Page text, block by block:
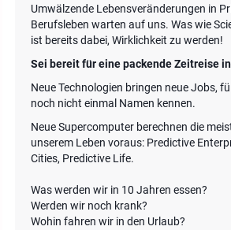
Umwälzende Lebensveränderungen in
Berufsleben warten auf uns. Was wie
ist bereits dabei, Wirklichkeit zu werden!
Sei bereit für eine packende Zeitreise
Neue Technologien bringen neue Jobs,
noch nicht einmal Namen kennen.
Neue Supercomputer berechnen die
unserem Leben voraus: Predictive
Cities, Predictive Life.
Was werden wir in 10 Jahren essen?
Werden wir noch krank?
Wohin fahren wir in den Urlaub?